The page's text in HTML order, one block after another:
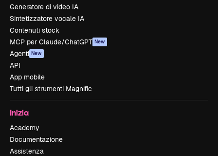
Generatore di video IA
Sintetizzatore vocale IA
Contenuti stock
MCP per Claude/ChatGPT New
Agenti New
API
App mobile
Tutti gli strumenti Magnific
Inizia
Academy
Documentazione
Assistenza